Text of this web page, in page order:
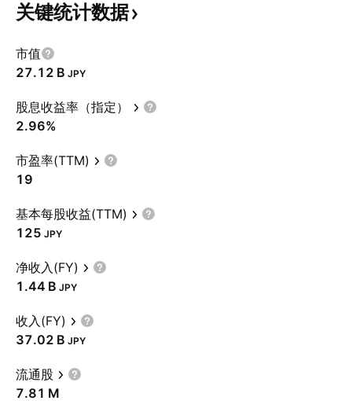
关键统计数据
市值
‪27.12 B‬ JPY
股息收益率（指定）
2.96%
市盈率(TTM)
19
基本每股收益(TTM)
125 JPY
净收入(FY)
‪1.44 B‬ JPY
收入(FY)
‪37.02 B‬ JPY
流通股
‪7.81 M‬